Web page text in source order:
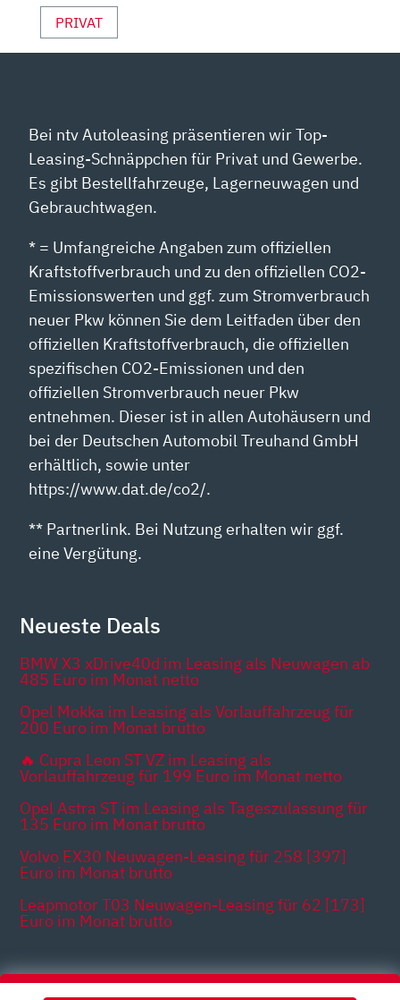
PRIVAT
Bei ntv Autoleasing präsentieren wir Top-
Leasing-Schnäppchen für Privat und Gewerbe.
Es gibt Bestellfahrzeuge, Lagerneuwagen und
Gebrauchtwagen.
* = Umfangreiche Angaben zum offiziellen
Kraftstoffverbrauch und zu den offiziellen CO2-
Emissionswerten und ggf. zum Stromverbrauch
neuer Pkw können Sie dem Leitfaden über den
offiziellen Kraftstoffverbrauch, die offiziellen
spezifischen CO2-Emissionen und den
offiziellen Stromverbrauch neuer Pkw
entnehmen. Dieser ist in allen Autohäusern und
bei der Deutschen Automobil Treuhand GmbH
erhältlich, sowie unter
https://www.dat.de/co2/.
** Partnerlink. Bei Nutzung erhalten wir ggf.
eine Vergütung.
Neueste Deals
BMW X3 xDrive40d im Leasing als Neuwagen ab
485 Euro im Monat netto
Opel Mokka im Leasing als Vorlauffahrzeug für
200 Euro im Monat brutto
🔥 Cupra Leon ST VZ im Leasing als
Vorlauffahrzeug für 199 Euro im Monat netto
Opel Astra ST im Leasing als Tageszulassung für
135 Euro im Monat brutto
Volvo EX30 Neuwagen-Leasing für 258 [397]
Euro im Monat brutto
Leapmotor T03 Neuwagen-Leasing für 62 [173]
Euro im Monat brutto